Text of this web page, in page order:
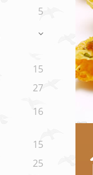
5
15
27
16
15
25